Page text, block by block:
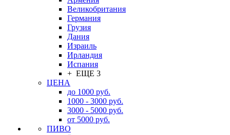
Великобритания
Германия
Грузия
Дания
Израиль
Ирландия
Испания
+ ЕЩЕ 3
ЦЕНА
до 1000 руб.
1000 - 3000 руб.
3000 - 5000 руб.
от 5000 руб.
ПИВО